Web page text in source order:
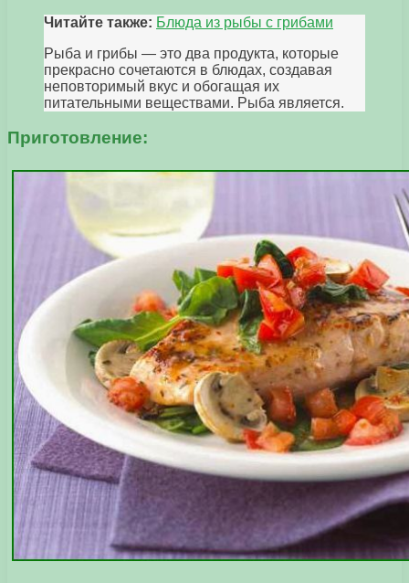
Читайте также: Блюда из рыбы с грибами
Рыба и грибы — это два продукта, которые
прекрасно сочетаются в блюдах, создавая
неповторимый вкус и обогащая их
питательными веществами. Рыба является.
Приготовление: